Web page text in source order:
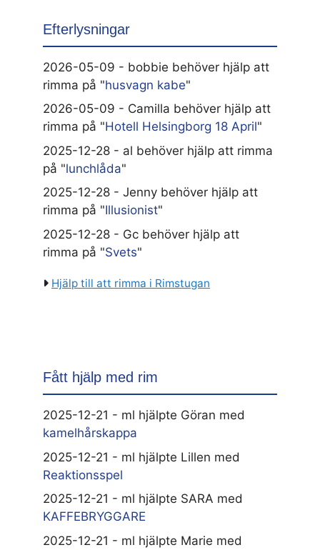
Efterlysningar
2026-05-09 - bobbie behöver hjälp att
rimma på "husvagn kabe"
2026-05-09 - Camilla behöver hjälp att
rimma på "Hotell Helsingborg 18 April"
2025-12-28 - al behöver hjälp att rimma
på "lunchlåda"
2025-12-28 - Jenny behöver hjälp att
rimma på "Illusionist"
2025-12-28 - Gc behöver hjälp att
rimma på "Svets"
Hjälp till att rimma i Rimstugan
Fått hjälp med rim
2025-12-21 - ml hjälpte Göran med
kamelhårskappa
2025-12-21 - ml hjälpte Lillen med
Reaktionsspel
2025-12-21 - ml hjälpte SARA med
KAFFEBRYGGARE
2025-12-21 - ml hjälpte Marie med